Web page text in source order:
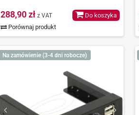
288,90 zł z VAT
Porównaj produkt
Do koszyka
Na zamówienie (3-4 dni robocze)